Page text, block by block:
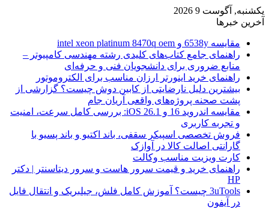
یکشنبه, آگوست 9 2026
آخرین خبرها
مقایسه 6538y و intel xeon platinum 8470q oem
راهنمای جامع کتاب‌های کلیدی رشته مهندسی کامپیوتر –
منابع ضروری برای دانشجویان فنی و حرفه‌ای
راهنمای خرید اینورتر ارزان مناسب برای الکتروموتور
بیشترین دلیل نارضایتی از کابین دوش چیست؟ گزارشی از
پشت صحنه پروژه‌های واقعی آریان جام
مقایسه اندروید 16 و iOS 26.1: بررسی کامل سرعت، امنیت
و تجربه کاربری
فروش تخصصی اسپیکر سقفی، باند اکتیو و باند پسیو با
گارانتی اصالت کالا در آوازک
کارت ویزیت مناسب وکالت
راهنمای خرید و قیمت سرور هاست و سرور دیتاسنتر | دکتر
HP
3uTools چیست؟ آموزش کامل فلش، جیلبریک و انتقال فایل
در آیفون